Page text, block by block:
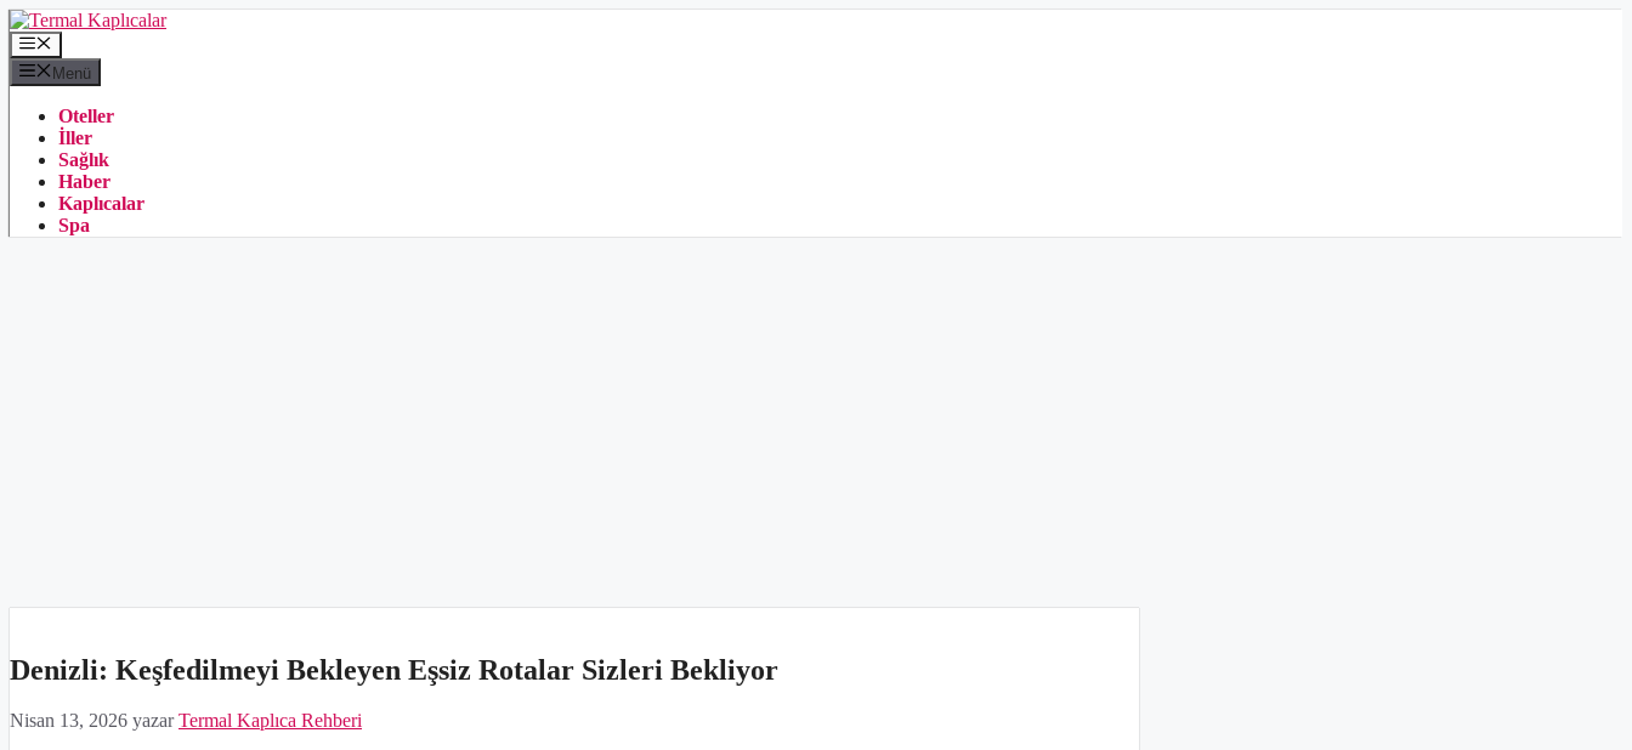
İçeriğe
atla
Menü
Menü
Oteller
İller
Sağlık
Haber
Kaplıcalar
Spa
Denizli: Keşfedilmeyi Bekleyen Eşsiz Rotalar Sizleri Bekliyor
Nisan 13, 2026 yazarTermal Kaplıca Rehberi